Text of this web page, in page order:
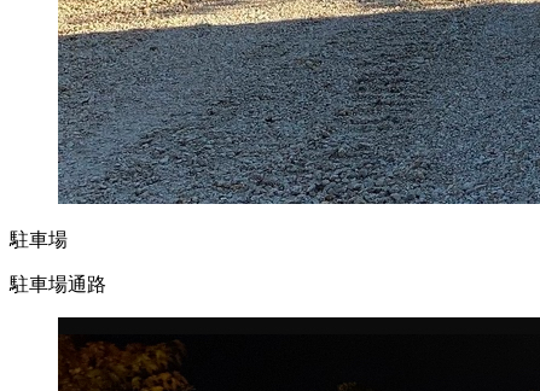
駐車場
駐車場通路